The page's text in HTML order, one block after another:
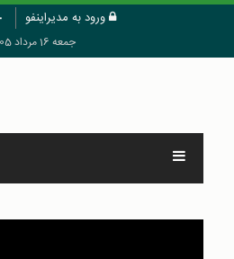
ورود به مدیراینفو
جمعه 16 مرداد 1405